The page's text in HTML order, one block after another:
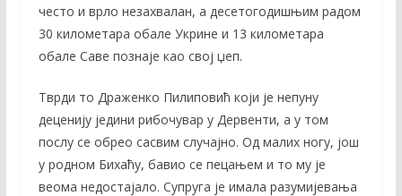
b
o
o
k
er l y
Li
n
k
често и врло незахвалан, а десетогодишњим радом
30 километара обале Укрине и 13 километара
обале Саве познаје као свој џеп.
Тврди то Драженко Пилиповић који је непуну
деценију једини рибочувар у Дервенти, а у том
послу се обрео сасвим случајно. Од малих ногу, још
у родном Бихаћу, бавио се пецањем и то му је
веома недостајало. Супруга је имала разумијевања